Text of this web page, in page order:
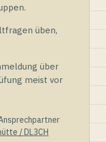
üben,
über
meist vor
/ DL3CH